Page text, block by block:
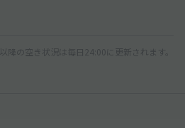
以降の空き状況は毎日24:00に更新されます。